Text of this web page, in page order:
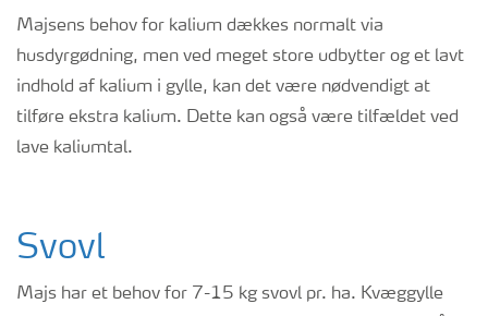
Majsens behov for kalium dækkes normalt via
husdyrgødning, men ved meget store udbytter og et lavt
indhold af kalium i gylle, kan det være nødvendigt at
tilføre ekstra kalium. Dette kan også være tilfældet ved
lave kaliumtal.
Svovl
Majs har et behov for 7-15 kg svovl pr. ha. Kvæggylle